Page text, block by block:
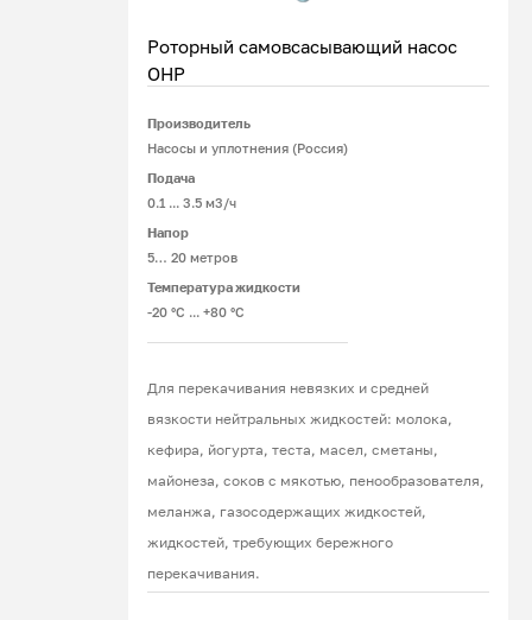
Роторный самовсасывающий насос
ОНР
Производитель
Насосы и уплотнения (Россия)
Подача
0.1 ... 3.5 м3/ч
Напор
5… 20 метров
Температура жидкости
-20 °С ... +80 °С
Для перекачивания невязких и средней
вязкости нейтральных жидкостей: молока,
кефира, йогурта, теста, масел, сметаны,
майонеза, соков с мякотью, пенообразователя,
меланжа, газосодержащих жидкостей,
жидкостей, требующих бережного
перекачивания.